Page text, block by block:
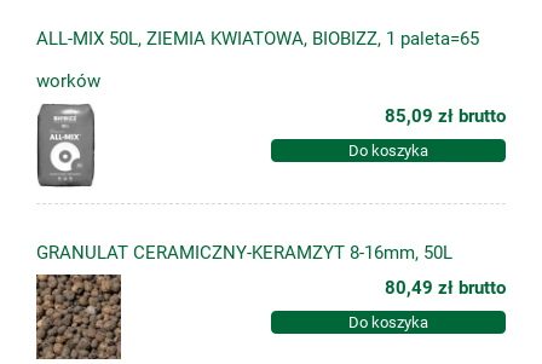
ALL-MIX 50L, ZIEMIA KWIATOWA, BIOBIZZ, 1 paleta=65
worków
85,09 zł brutto
Do koszyka
GRANULAT CERAMICZNY-KERAMZYT 8-16mm, 50L
80,49 zł brutto
Do koszyka